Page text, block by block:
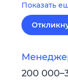
Показать
200